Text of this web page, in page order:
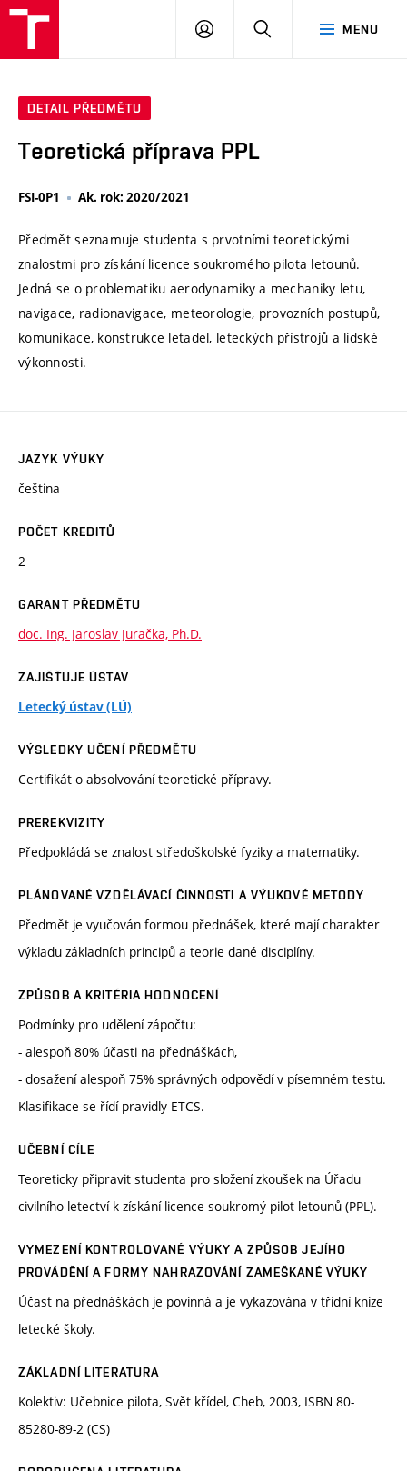
MENU
PŘIHLÁSIT
DETAIL PŘEDMĚTU
Teoretická příprava PPL
FSI-0P1 Ak. rok: 2020/2021
Předmět seznamuje studenta s prvotními teoretickými
znalostmi pro získání licence soukromého pilota letounů.
Jedná se o problematiku aerodynamiky a mechaniky letu,
navigace, radionavigace, meteorologie, provozních postupů,
komunikace, konstrukce letadel, leteckých přístrojů a lidské
výkonnosti.
JAZYK VÝUKY
čeština
POČET KREDITŮ
2
GARANT PŘEDMĚTU
doc. Ing. Jaroslav Juračka, Ph.D.
ZAJIŠŤUJE ÚSTAV
Letecký ústav (LÚ)
VÝSLEDKY UČENÍ PŘEDMĚTU
Certifikát o absolvování teoretické přípravy.
PREREKVIZITY
Předpokládá se znalost středoškolské fyziky a matematiky.
PLÁNOVANÉ VZDĚLÁVACÍ ČINNOSTI A VÝUKOVÉ METODY
Předmět je vyučován formou přednášek, které mají charakter
výkladu základních principů a teorie dané disciplíny.
ZPŮSOB A KRITÉRIA HODNOCENÍ
Podmínky pro udělení zápočtu:
- alespoň 80% účasti na přednáškách,
- dosažení alespoň 75% správných odpovědí v písemném testu.
Klasifikace se řídí pravidly ETCS.
UČEBNÍ CÍLE
Teoreticky připravit studenta pro složení zkoušek na Úřadu
civilního letectví k získání licence soukromý pilot letounů (PPL).
VYMEZENÍ KONTROLOVANÉ VÝUKY A ZPŮSOB JEJÍHO
PROVÁDĚNÍ A FORMY NAHRAZOVÁNÍ ZAMEŠKANÉ VÝUKY
Účast na přednáškách je povinná a je vykazována v třídní knize
letecké školy.
ZÁKLADNÍ LITERATURA
Kolektiv: Učebnice pilota, Svět křídel, Cheb, 2003, ISBN 80-
85280-89-2 (CS)